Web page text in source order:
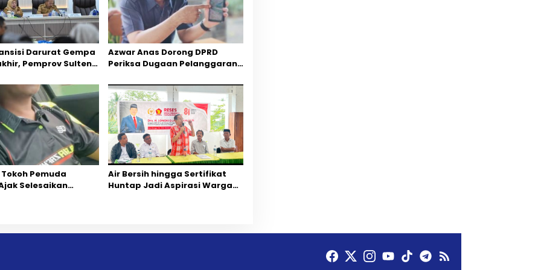
Darurat Gempa
Pemprov Sulteng
Azwar Anas Dorong DPRD
Periksa Dugaan Pelanggaran
CPM
Tokoh Pemuda
Selesaikan
Air Bersih hingga Sertifikat
Huntap Jadi Aspirasi Warga